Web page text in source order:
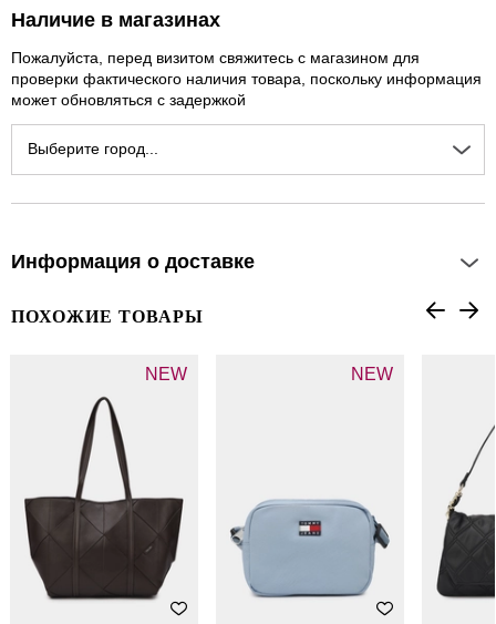
Наличие в магазинах
Пожалуйста, перед визитом свяжитесь с магазином для
проверки фактического наличия товара, поскольку информация
может обновляться с задержкой
Выберите город...
Информация о доставке
ПОХОЖИЕ ТОВАРЫ
NEW NEW